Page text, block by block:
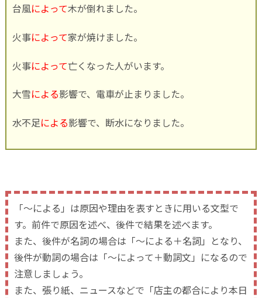
台風によって木が倒れました。
火事によって家が焼けました。
火事によって亡くなった人がいます。
大雪による影響で、電車が止まりました。
水不足による影響で、断水になりました。
「～による」は原因や理由を表すときに用いる文型で
す。前件で原因を述べ、後件で結果を述べます。
また、後件が名詞の場合は「～による＋名詞」となり、
後件が動詞の場合は「～によって＋動詞文」になるので
注意しましょう。
また、張り紙、ニュースなどで「店主の都合により本日